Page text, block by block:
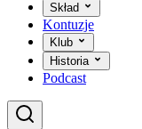
Skład
Kontuzje
Klub
Historia
Podcast